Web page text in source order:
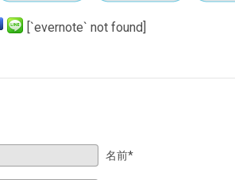
[`evernote` not found]
名前*